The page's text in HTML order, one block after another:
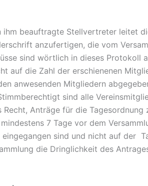
beauftragte Stellvertreter leitet
anzufertigen, die vom
sind wörtlich in dieses Protokoll
auf die Zahl der erschienenen
anwesenden Mitgliedern
sind alle
Anträge für die Tagesordnung
7 Tage vor dem
sind und nicht auf der
die Dringlichkeit des